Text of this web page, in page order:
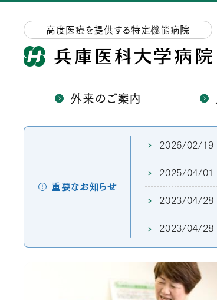
高度医療を提供する特定機能病院
外来のご案内
重要なお知らせ
2026/02/19
2025/04/01
2023/04/28
2023/04/28